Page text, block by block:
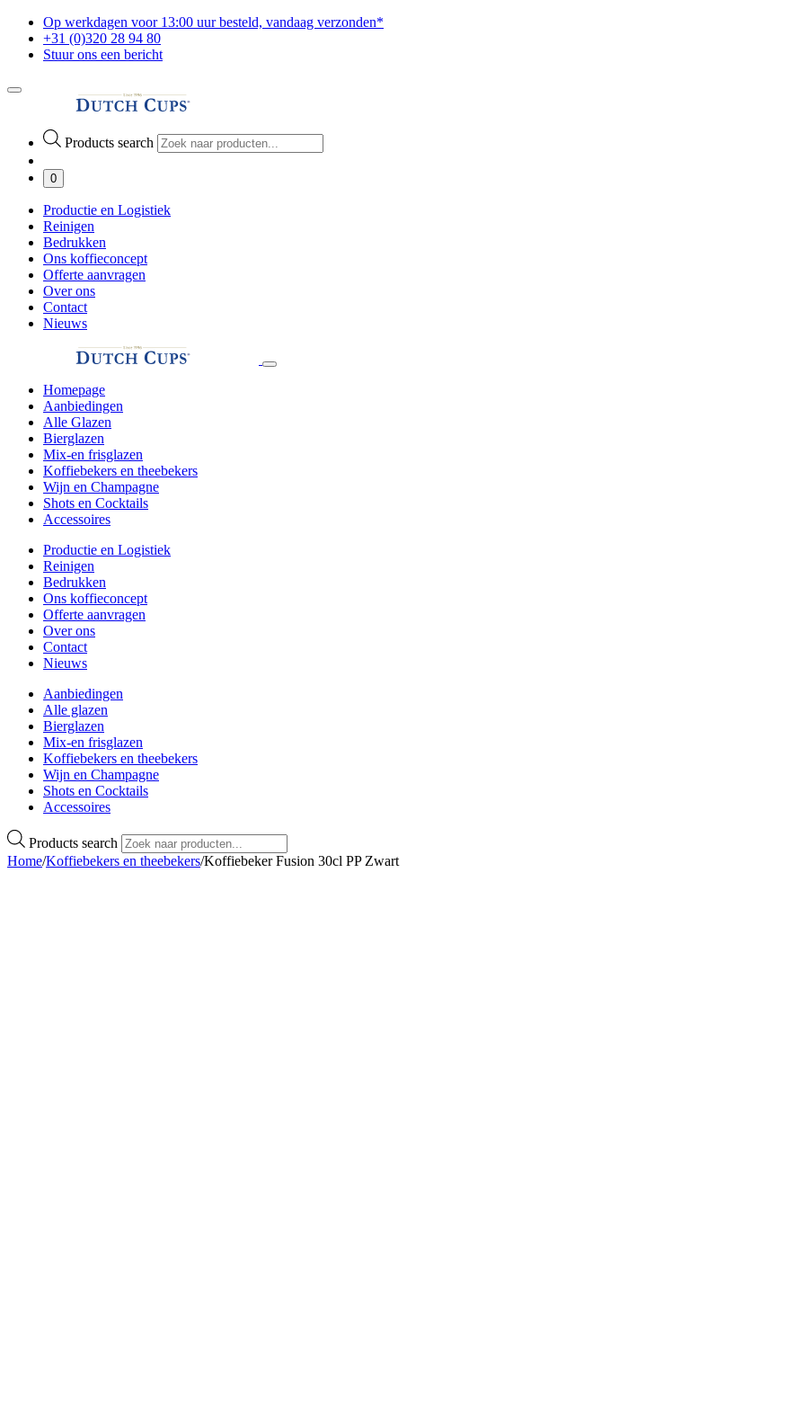
Op werkdagen voor 13:00 uur besteld, vandaag verzonden*
+31 (0)320 28 94 80
Stuur ons een bericht
Products search
0
Productie en Logistiek
Reinigen
Bedrukken
Ons koffieconcept
Offerte aanvragen
Over ons
Contact
Nieuws
Homepage
Aanbiedingen
Alle Glazen
Bierglazen
Mix-en frisglazen
Koffiebekers en theebekers
Wijn en Champagne
Shots en Cocktails
Accessoires
Productie en Logistiek
Reinigen
Bedrukken
Ons koffieconcept
Offerte aanvragen
Over ons
Contact
Nieuws
Aanbiedingen
Alle glazen
Bierglazen
Mix-en frisglazen
Koffiebekers en theebekers
Wijn en Champagne
Shots en Cocktails
Accessoires
Products search
Home/Koffiebekers en theebekers/Koffiebeker Fusion 30cl PP Zwart